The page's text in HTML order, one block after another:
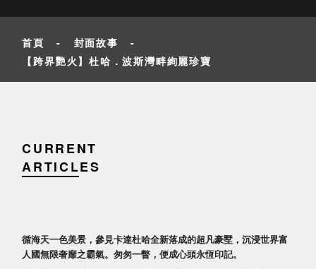
首頁 - 封面故事
-
【跨界艷火】杜哈．波斯灣畔絢麗珍寶
CURRENT
ARTICLES
循海天一色美景，參見卡達杜哈全新落成的超凡豪墅，沉浸世界富
人國無限奢靡之霸氣。匆匆一瞥，便成心頭永恆印記。